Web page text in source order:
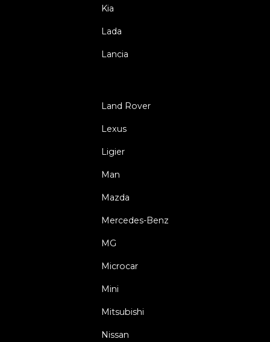
Kia
Lada
Lancia
Land Rover
Lexus
Ligier
Man
Mazda
Mercedes-Benz
MG
Microcar
Mini
Mitsubishi
Nissan